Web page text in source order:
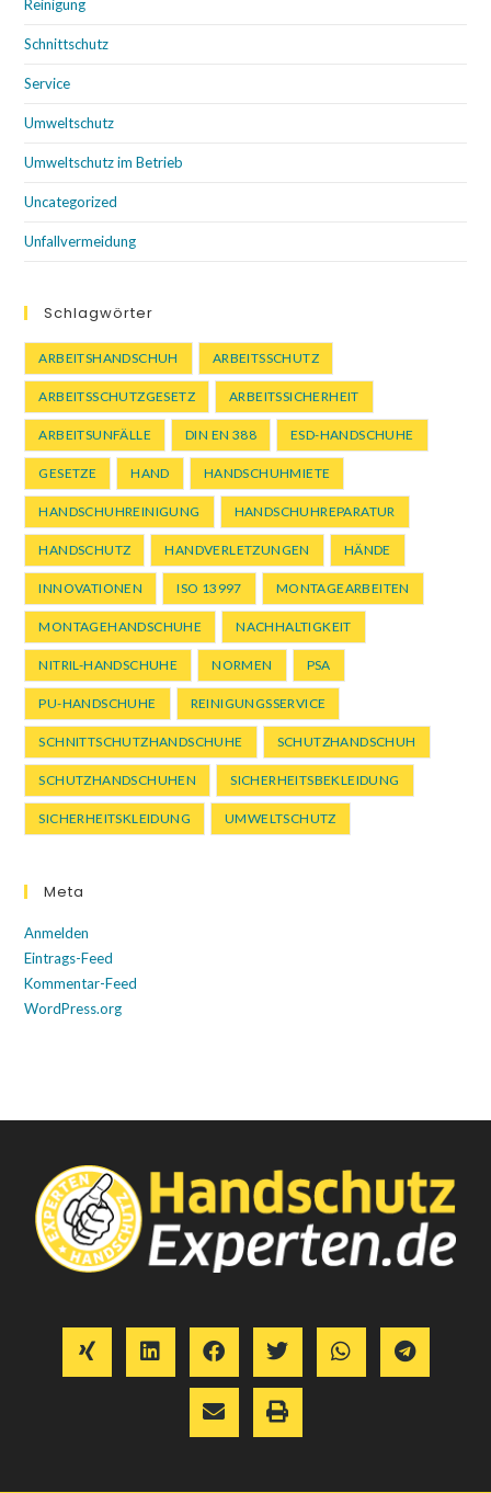
Reinigung
Schnittschutz
Service
Umweltschutz
Umweltschutz im Betrieb
Uncategorized
Unfallvermeidung
Schlagwörter
ARBEITSHANDSCHUH ARBEITSSCHUTZ
ARBEITSSCHUTZGESETZ ARBEITSSICHERHEIT
ARBEITSUNFÄLLE DIN EN 388 ESD-HANDSCHUHE
GESETZE HAND HANDSCHUHMIETE
HANDSCHUHREINIGUNG HANDSCHUHREPARATUR
HANDSCHUTZ HANDVERLETZUNGEN HÄNDE
INNOVATIONEN ISO 13997 MONTAGEARBEITEN
MONTAGEHANDSCHUHE NACHHALTIGKEIT
NITRIL-HANDSCHUHE NORMEN PSA
PU-HANDSCHUHE REINIGUNGSSERVICE
SCHNITTSCHUTZHANDSCHUHE SCHUTZHANDSCHUH
SCHUTZHANDSCHUHEN SICHERHEITSBEKLEIDUNG
SICHERHEITSKLEIDUNG UMWELTSCHUTZ
Meta
Anmelden
Eintrags-Feed
Kommentar-Feed
WordPress.org